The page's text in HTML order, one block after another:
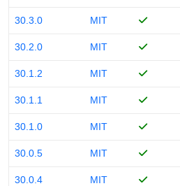
30.3.0 MIT
30.2.0 MIT
30.1.2 MIT
30.1.1 MIT
30.1.0 MIT
30.0.5 MIT
30.0.4 MIT